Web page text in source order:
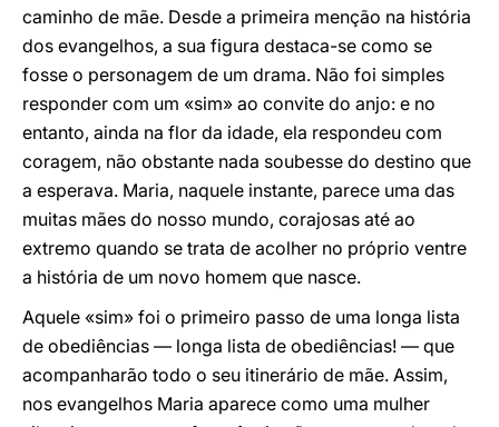
caminho de mãe. Desde a primeira menção na história
dos evangelhos, a sua figura destaca-se como se
fosse o personagem de um drama. Não foi simples
responder com um «sim» ao convite do anjo: e no
entanto, ainda na flor da idade, ela respondeu com
coragem, não obstante nada soubesse do destino que
a esperava. Maria, naquele instante, parece uma das
muitas mães do nosso mundo, corajosas até ao
extremo quando se trata de acolher no próprio ventre
a história de um novo homem que nasce.
Aquele «sim» foi o primeiro passo de uma longa lista
de obediências — longa lista de obediências! — que
acompanharão todo o seu itinerário de mãe. Assim,
nos evangelhos Maria aparece como uma mulher